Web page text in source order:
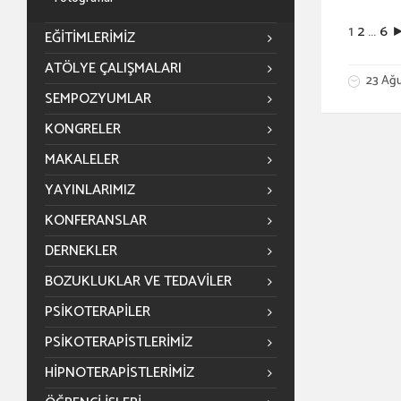
1 2 ... 6
23
EĞITIMLERIMIZ
ATÖLYE ÇALIŞMALARI
SEMPOZYUMLAR
KONGRELER
MAKALELER
YAYINLARIMIZ
KONFERANSLAR
DERNEKLER
BOZUKLUKLAR VE TEDAVILER
PSIKOTERAPILER
PSIKOTERAPISTLERIMIZ
HIPNOTERAPISTLERIMIZ